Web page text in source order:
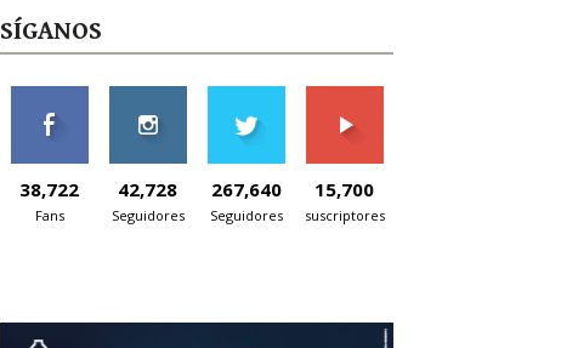
SÍGANOS
38,722
Fans
42,728
Seguidores
267,640
Seguidores
15,700
suscriptores